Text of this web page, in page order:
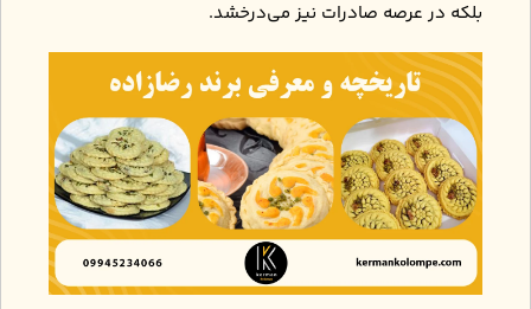
بلکه در عرصه صادرات نیز می‌درخشد.